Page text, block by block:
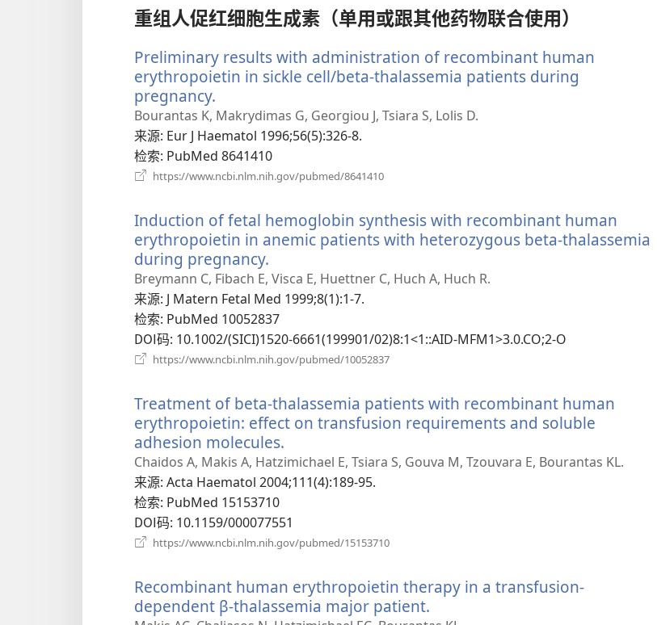
口）
重组人促红细胞生成素（单用或跟其他药物联合使用）
Preliminary results with administration of recombinant human
erythropoietin in sickle cell/beta-thalassemia patients during
pregnancy.
开
新
窗
口）
Bourantas K, Makrydimas G, Georgiou J, Tsiara S, Lolis D.
来源‎: Eur J Haematol 1996;56(5):326-8.
检索‎: PubMed 8641410
https://www.ncbi.nlm.nih.gov/pubmed/8641410
窗
口）
Induction of fetal hemoglobin synthesis with recombinant human
erythropoietin in anemic patients with heterozygous beta-thalassemia
during pregnancy.
开
新
窗
口）
Breymann C, Fibach E, Visca E, Huettner C, Huch A, Huch R.
来源‎: J Matern Fetal Med 1999;8(1):1-7.
检索‎: PubMed 10052837
DOI码‎: 10.1002/(SICI)1520-6661(199901/02)8:1<1::AID-MFM1>3.0.CO;2-O
https://www.ncbi.nlm.nih.gov/pubmed/10052837
窗
口）
Treatment of beta-thalassemia patients with recombinant human
erythropoietin: effect on transfusion requirements and soluble
adhesion molecules.
开
新
口）
Chaidos A, Makis A, Hatzimichael E, Tsiara S, Gouva M, Tzouvara E, Bourantas KL.
来源‎: Acta Haematol 2004;111(4):189-95.
检索‎: PubMed 15153710
DOI码‎: 10.1159/000077551
https://www.ncbi.nlm.nih.gov/pubmed/15153710
窗
口）
Recombinant human erythropoietin therapy in a transfusion-
dependent β-thalassemia major patient.